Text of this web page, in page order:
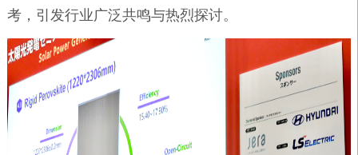
考，引发行业广泛共鸣与热烈探讨。